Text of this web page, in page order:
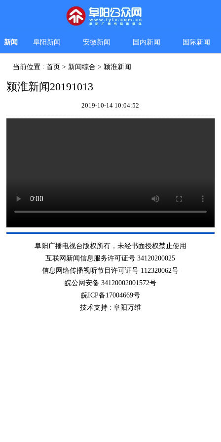
新闻 阜阳新闻 安徽新闻 国内新闻 国际新闻
当前位置 :首页 > 新闻综合 >颍淮新闻
颍淮新闻20191013
2019-10-14 10:04:52
阜阳广播电视台版权所有，未经书面授权禁止使用
互联网新闻信息服务许可证号 34120200025
信息网络传播视听节目许可证号 112320062号
皖公网安备 34120002001572号
皖ICP备17004669号
技术支持 : 阜阳万维